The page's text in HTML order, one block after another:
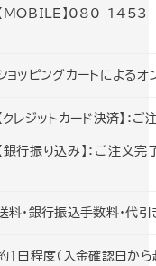
【MOBILE】080-1453-
ョッピングカートによるオ
【クレジットカード決済】：
【銀行振り込み】：ご注文完
料・銀行振込手数料・代
1日程度（入金確認日から